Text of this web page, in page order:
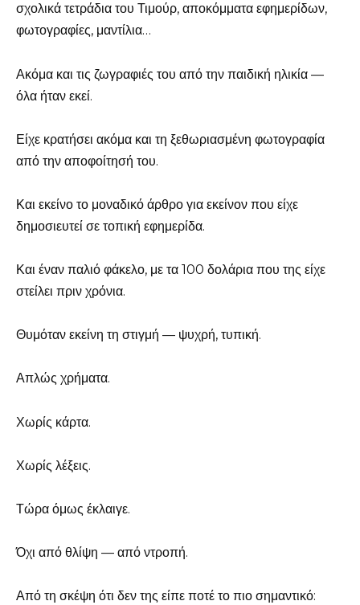
σχολικά τετράδια του Τιμούρ, αποκόμματα εφημερίδων,
φωτογραφίες, μαντίλια…
Ακόμα και τις ζωγραφιές του από την παιδική ηλικία —
όλα ήταν εκεί.
Είχε κρατήσει ακόμα και τη ξεθωριασμένη φωτογραφία
από την αποφοίτησή του.
Και εκείνο το μοναδικό άρθρο για εκείνον που είχε
δημοσιευτεί σε τοπική εφημερίδα.
Και έναν παλιό φάκελο, με τα 100 δολάρια που της είχε
στείλει πριν χρόνια.
Θυμόταν εκείνη τη στιγμή — ψυχρή, τυπική.
Απλώς χρήματα.
Χωρίς κάρτα.
Χωρίς λέξεις.
Τώρα όμως έκλαιγε.
Όχι από θλίψη — από ντροπή.
Από τη σκέψη ότι δεν της είπε ποτέ το πιο σημαντικό: